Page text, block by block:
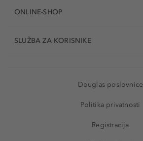
ONLINE-SHOP
SLUŽBA ZA KORISNIKE
Douglas poslovnice
Politika privatnosti
Registracija